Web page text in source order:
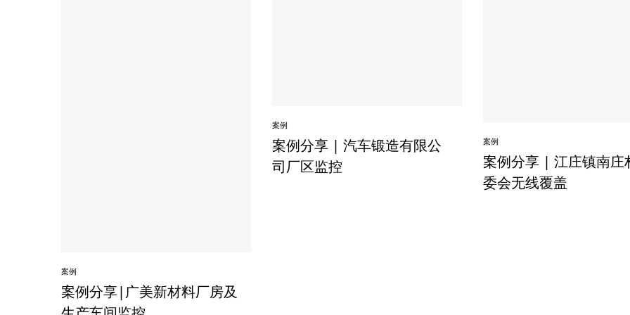
案例
案例分享|广美新材料厂房及
案例
案例分享 | 汽车锻造有限公
司厂区监控
案例
案例分享 | 江庄镇南庄
委会无线覆盖